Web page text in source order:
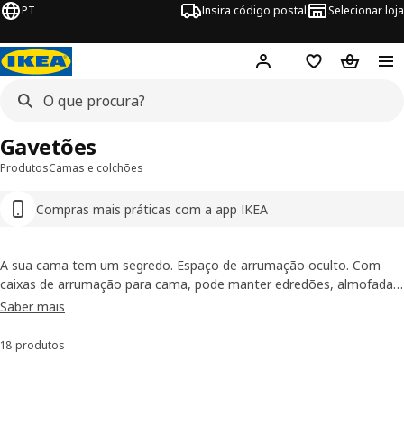
PT Insira código postal Selecionar loja
Hej! Inicie sessão
FavoritosCesto de
ProdutosCamas e colchões
Compras mais práticas com a app IKEA
Gavetões
A sua cama tem um segredo. Espaço de arrumação oculto. Com
caixas de arrumação para cama, pode manter edredões, almofadas
extra e roupa de outra estação acessíveis, mas longe da vista.
do pó.
Saber mais
Ordenar e Filtrar
18 produtos